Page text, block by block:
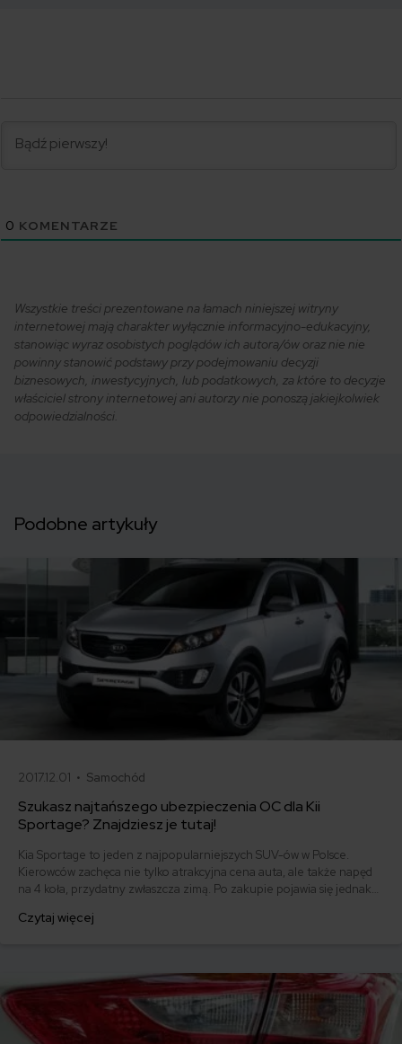
0 KOMENTARZE
Wszystkie treści prezentowane na łamach niniejszej witryny
internetowej mają charakter wyłącznie informacyjno-edukacyjny,
stanowiąc wyraz osobistych poglądów ich autora/ów oraz nie nie
powinny stanowić podstawy przy podejmowaniu decyzji
biznesowych, inwestycyjnych, lub podatkowych, za które to decyzje
właściciel strony internetowej ani autorzy nie ponoszą jakiejkolwiek
odpowiedzialności.
Podobne artykuły
2017.12.01 • Samochód
Szukasz najtańszego ubezpieczenia OC dla Kii
Sportage? Znajdziesz je tutaj!
Kia Sportage to jeden z najpopularniejszych SUV-ów w Polsce.
Kierowców zachęca nie tylko atrakcyjna cena auta, ale także napęd
na 4 koła, przydatny zwłaszcza zimą. Po zakupie pojawia się jednak
polisę OC?
Czytaj więcej